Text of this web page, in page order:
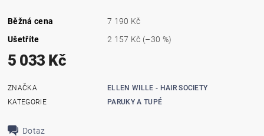
Běžná cena
7 190 Kč
Ušetříte
2 157 Kč (–30 %)
5 033 Kč
ZNAČKA
ELLEN WILLE - HAIR SOCIETY
KATEGORIE
PARUKY A TUPÉ
Dotaz